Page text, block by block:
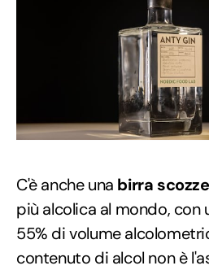
C'è anche una birra
più alcolica al mondo, con
55% di volume
contenuto di alcol non è